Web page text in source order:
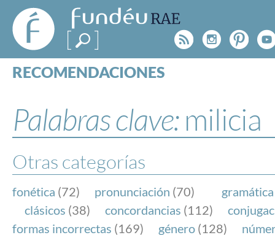
FundéuRAE
- Fundación
del Español
Urgente
Rss
RECOMENDACIONES
ESPECIALES
BLOG
NOTICIAS
SOBRE LA FUNDÉURAE
FundéuRAE es una fundación patrocinada por la
y la Real Academia Española, cuyo objetivo es
Palabras clave: milicia
Otras categorías
fonética (72) pronunciación (70) gramática
clásicos (38) concordancias (112)
formas incorrectas (169) género (128)